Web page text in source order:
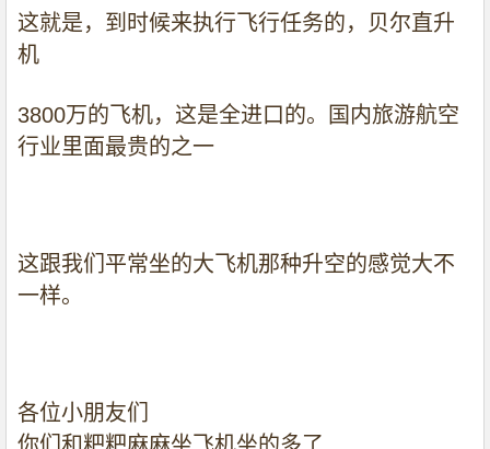
这就是，到时候来执行飞行任务的，贝尔直升
机
3800万的飞机，这是全进口的。国内旅游航空
行业里面最贵的之一
这跟我们平常坐的大飞机那种升空的感觉大不
一样。
各位小朋友们